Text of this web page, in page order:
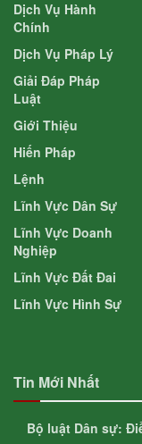
Dịch Vụ Hành
Chính
Dịch Vụ Pháp Lý
Giải Đáp Pháp
Luật
Giới Thiệu
Hiến Pháp
Lệnh
Lĩnh Vực Dân Sự
Lĩnh Vực Doanh
Nghiệp
Lĩnh Vực Đất Đai
Lĩnh Vực Hình Sự
Tin Mới Nhất
Bộ luật Dân sự: